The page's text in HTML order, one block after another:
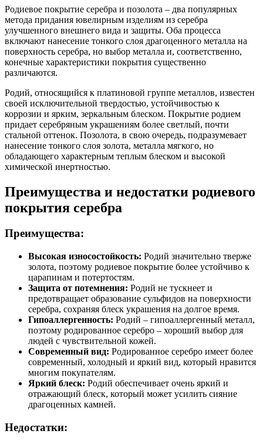
Родиевое покрытие серебра и позолота – два популярных
метода придания ювелирным изделиям из серебра
улучшенного внешнего вида и защиты. Оба процесса
включают нанесение тонкого слоя драгоценного металла на
поверхность серебра, но выбор металла и, соответственно,
конечные характеристики покрытия существенно
различаются.
Родий, относящийся к платиновой группе металлов, известен
своей исключительной твердостью, устойчивостью к
коррозии и ярким, зеркальным блеском. Покрытие родием
придает серебряным украшениям более светлый, почти
стальной оттенок. Позолота, в свою очередь, подразумевает
нанесение тонкого слоя золота, металла мягкого, но
обладающего характерным теплым блеском и высокой
химической инертностью.
Преимущества и недостатки родиевого
покрытия серебра
Преимущества:
Высокая износостойкость: Родий значительно тверже
золота, поэтому родиевое покрытие более устойчиво к
царапинам и потертостям.
Защита от потемнения: Родий не тускнеет и
предотвращает образование сульфидов на поверхности
серебра, сохраняя блеск украшения на долгое время.
Гипоаллергенность: Родий – гипоаллергенный металл,
поэтому родированное серебро – хороший выбор для
людей с чувствительной кожей.
Современный вид: Родированное серебро имеет более
современный, холодный и яркий вид, который нравится
многим покупателям.
Яркий блеск: Родий обеспечивает очень яркий и
отражающий блеск, который может усилить сияние
драгоценных камней.
Недостатки: